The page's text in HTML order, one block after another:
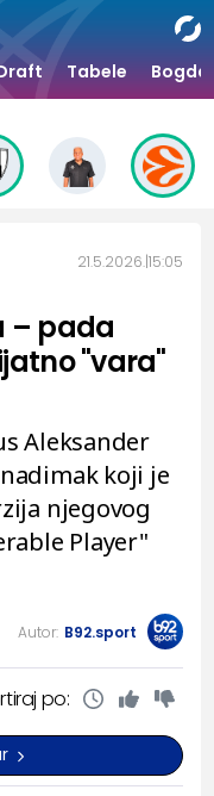
Tabele
21.5.2026. 15:05
– pada
"vara"
Aleksander
koji je
njegovog
Player"
Autor: B92.sport
po: